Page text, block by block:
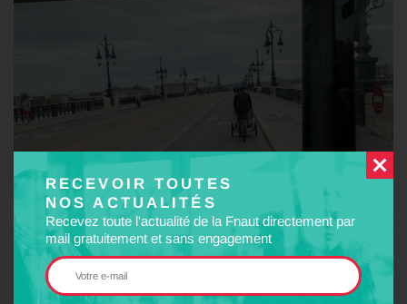
RECEVOIR TOUTES
NOS ACTUALITÉS
Recevez toute l'actualité de la Fnaut directement par
mail gratuitement et sans engagement